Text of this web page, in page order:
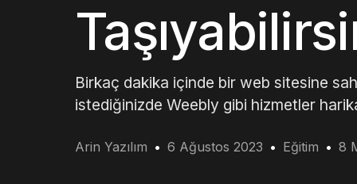
Birkaç dakika içinde bir web sitesine
istediğinizde Weebly gibi hizmetler
Arin Yazılım 6 Ağustos 2023 Eğitim 8